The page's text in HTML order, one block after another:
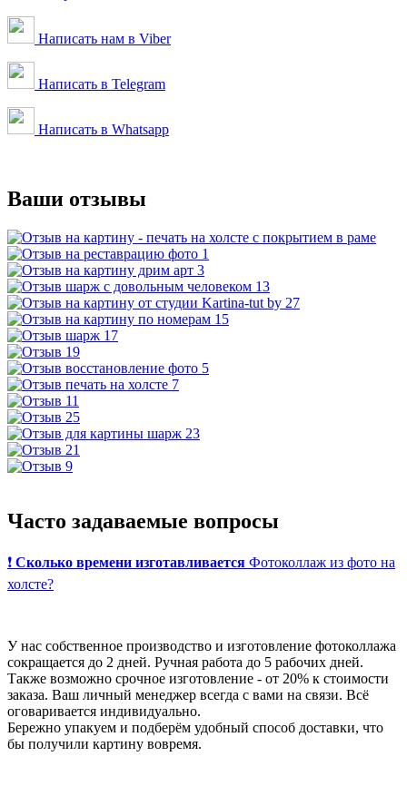
Написать нам в Viber
Написать в Telegram
Написать в Whatsapp
Ваши отзывы
Часто задаваемые вопросы
❗ Сколько времени изготавливается Фотоколлаж из фото на
холсте?
У нас собственное производство и изготовление фотоколлажа
сокращается до 2 дней. Ручная работа до 5 рабочих дней.
Также возможно срочное изготовление - от 20% к стоимости
заказа. Ваш личный менеджер всегда с вами на связи. Всё
оговаривается индивидуально.
Бережно упакуем и подберём удобный способ доставки, что
бы получили картину вовремя.